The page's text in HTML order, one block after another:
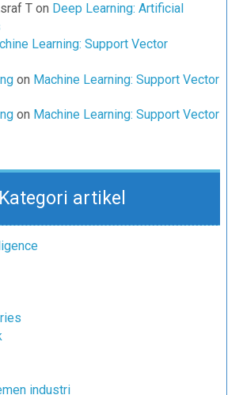
T on Deep Learning: Artificial
Learning: Support Vector
on Machine Learning: Support Vector
on Machine Learning: Support Vector
Kategori artikel
industri